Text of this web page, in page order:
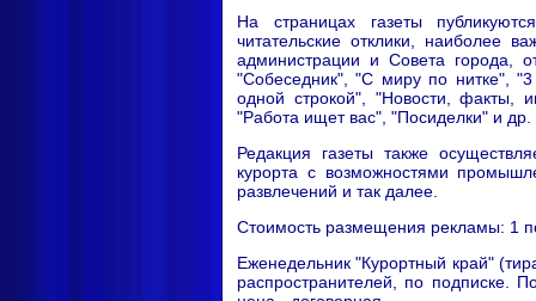
На страницах газеты
читательские отклики, наиболее
администрации и Совета города,
"Собеседник", "С миру по нитке",
одной строкой", "Новости, факты,
"Работа ищет вас", "Посиделки" и др.
Редакция газеты также
курорта с возможностями
развлечений и так далее.
Стоимость размещения рекламы: 1
Еженедельник "Курортный край"
распространителей, по подписке.